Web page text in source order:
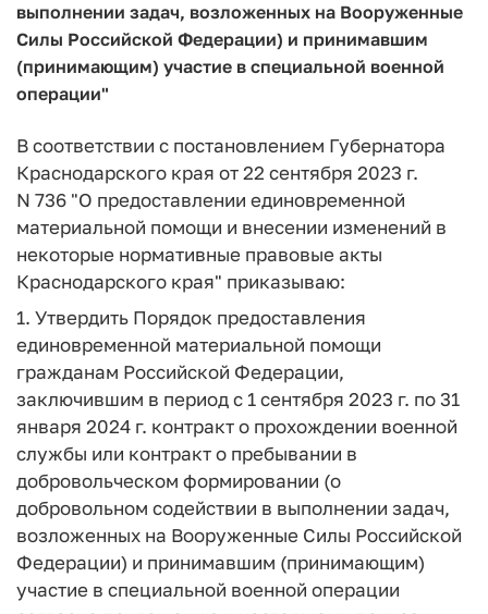
выполнении задач, возложенных на Вооруженные
Силы Российской Федерации) и принимавшим
(принимающим) участие в специальной военной
операции"
В соответствии с постановлением Губернатора
Краснодарского края от 22 сентября 2023 г.
N 736 "О предоставлении единовременной
материальной помощи и внесении изменений в
некоторые нормативные правовые акты
Краснодарского края" приказываю:
1. Утвердить Порядок предоставления
единовременной материальной помощи
гражданам Российской Федерации,
заключившим в период с 1 сентября 2023 г. по 31
января 2024 г. контракт о прохождении военной
службы или контракт о пребывании в
добровольческом формировании (о
добровольном содействии в выполнении задач,
возложенных на Вооруженные Силы Российской
Федерации) и принимавшим (принимающим)
участие в специальной военной операции